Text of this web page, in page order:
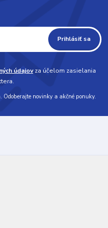
Prihlásiť sa
údajovza účelom zasielania
novinky a akčné ponuky.